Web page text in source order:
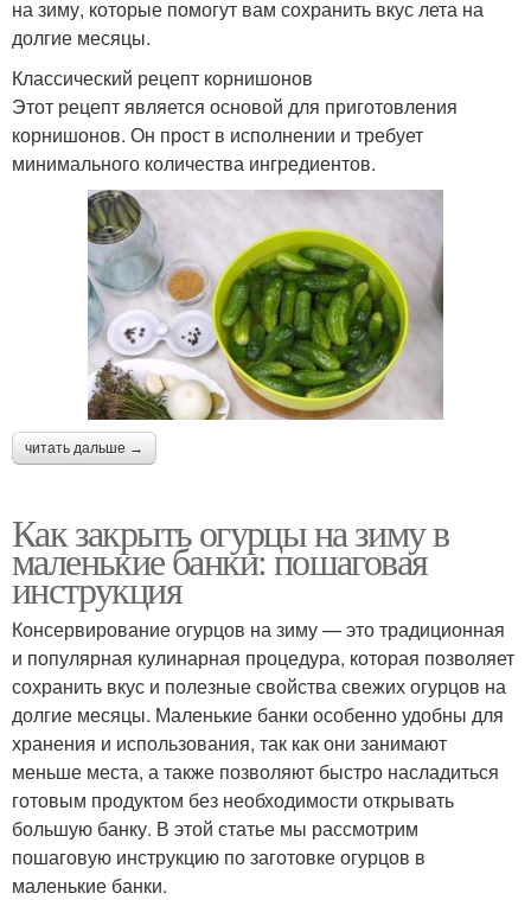
на зиму, которые помогут вам сохранить вкус лета на
долгие месяцы.
Классический рецепт корнишонов
Этот рецепт является основой для приготовления
корнишонов. Он прост в исполнении и требует
минимального количества ингредиентов.
читать дальше →
Как закрыть огурцы на зиму в
маленькие банки: пошаговая
инструкция
Консервирование огурцов на зиму — это традиционная
и популярная кулинарная процедура, которая позволяет
сохранить вкус и полезные свойства свежих огурцов на
долгие месяцы. Маленькие банки особенно удобны для
хранения и использования, так как они занимают
меньше места, а также позволяют быстро насладиться
готовым продуктом без необходимости открывать
большую банку. В этой статье мы рассмотрим
пошаговую инструкцию по заготовке огурцов в
маленькие банки.